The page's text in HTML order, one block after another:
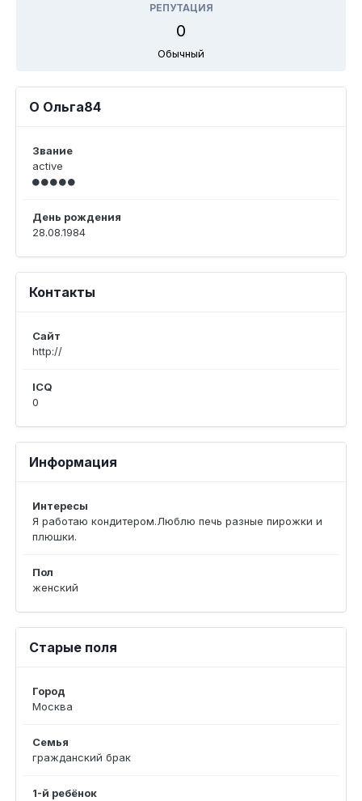
РЕПУТАЦИЯ
0
Обычный
О Ольга84
Звание
active
День рождения
28.08.1984
Контакты
Сайт
http://
ICQ
0
Информация
Интересы
Я работаю кондитером.Люблю печь разные пирожки и
плюшки.
Пол
женский
Старые поля
Город
Москва
Семья
гражданский брак
1-й ребёнок